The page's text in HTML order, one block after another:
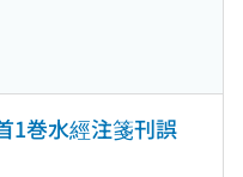
1巻水經注箋刊誤